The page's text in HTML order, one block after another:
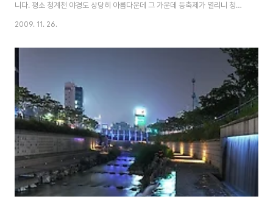
니다. 평소 청계천 야경도 상당히 아름다운데 그 가운데 등축제가 열리니 청계
천이 더욱 볼거리가 풍성하네요 대만 타이페이에서도 매년 2월쯤에는 등축제
한 주제로 열리고 있는데 청계천 등축제도 앞으로 발전하고 성황리에 열리면
하는 바람입니다. 추운날씨에도 많은분들이 청계천을 거닐고 있더군요.^^ 이제
2009. 11. 26.